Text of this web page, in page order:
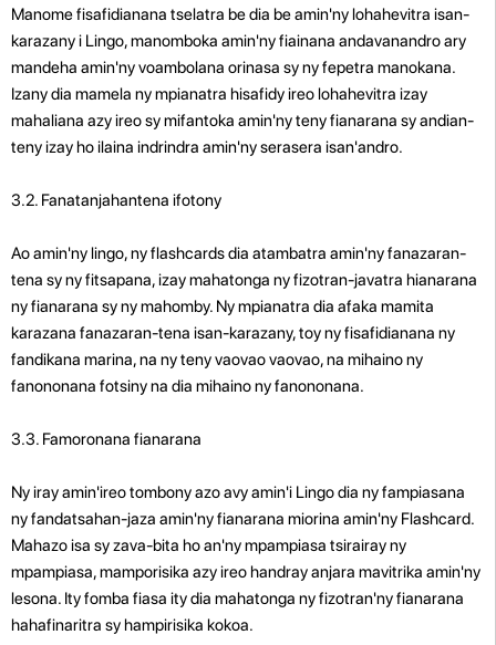
Manome fisafidianana tselatra be dia be amin'ny lohahevitra isan-
karazany i Lingo, manomboka amin'ny fiainana andavanandro ary
mandeha amin'ny voambolana orinasa sy ny fepetra manokana.
Izany dia mamela ny mpianatra hisafidy ireo lohahevitra izay
mahaliana azy ireo sy mifantoka amin'ny teny fianarana sy andian-
teny izay ho ilaina indrindra amin'ny serasera isan'andro.
3.2. Fanatanjahantena ifotony
Ao amin'ny lingo, ny flashcards dia atambatra amin'ny fanazaran-
tena sy ny fitsapana, izay mahatonga ny fizotran-javatra hianarana
ny fianarana sy ny mahomby. Ny mpianatra dia afaka mamita
karazana fanazaran-tena isan-karazany, toy ny fisafidianana ny
fandikana marina, na ny teny vaovao vaovao, na mihaino ny
fanononana fotsiny na dia mihaino ny fanononana.
3.3. Famoronana fianarana
Ny iray amin'ireo tombony azo avy amin'i Lingo dia ny fampiasana
ny fandatsahan-jaza amin'ny fianarana miorina amin'ny Flashcard.
Mahazo isa sy zava-bita ho an'ny mpampiasa tsirairay ny
mpampiasa, mamporisika azy ireo handray anjara mavitrika amin'ny
lesona. Ity fomba fiasa ity dia mahatonga ny fizotran'ny fianarana
hahafinaritra sy hampirisika kokoa.